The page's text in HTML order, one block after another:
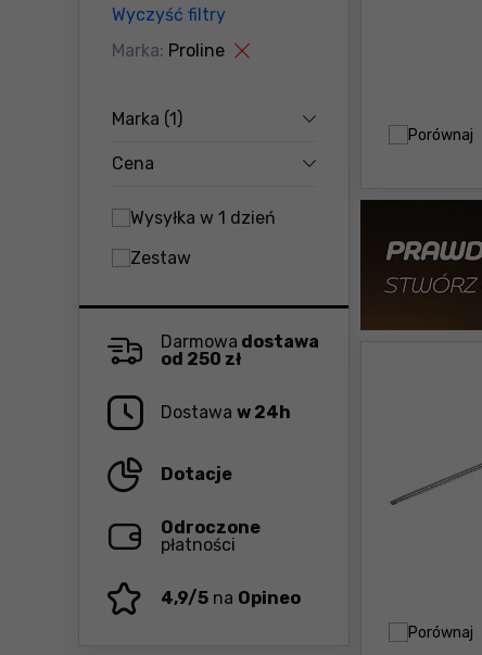
Wyczyść filtry
Marka: Proline
Marka (1)
Cena
Wysyłka w 1 dzień
Zestaw
Darmowa dostawa
od 250 zł
Dostawa w 24h
Dotacje
Odroczone
płatności
4,9/5 na Opineo
Porównaj
Porównaj